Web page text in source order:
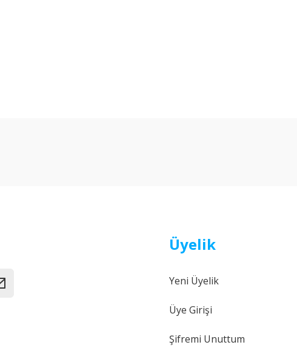
Üyelik
Yeni Üyelik
Üye Girişi
Şifremi Unuttum